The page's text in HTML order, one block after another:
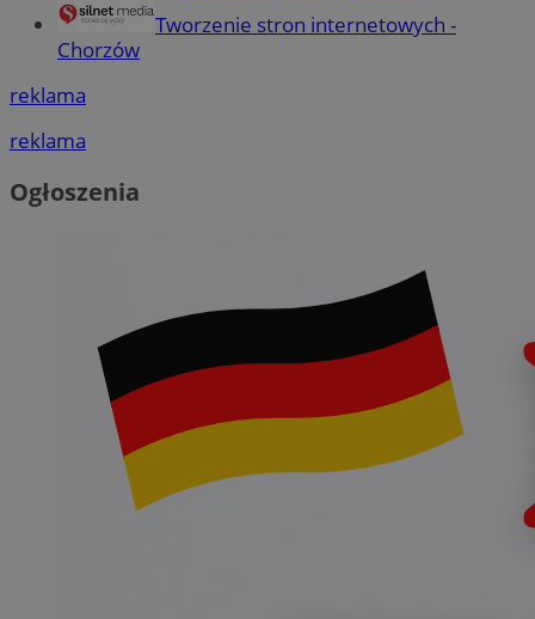
Tworzenie stron internetowych -
Chorzów
reklama
reklama
Ogłoszenia